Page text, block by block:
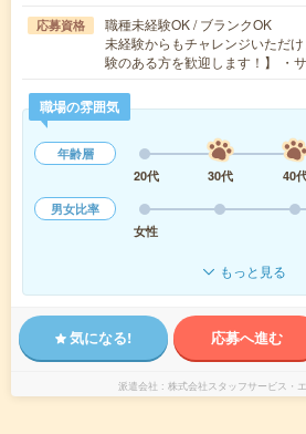
応募資格
職種未経験OK / ブランクOK
未経験からもチャレンジいただ
験のある方を歓迎します！】 ・
職場の雰囲気
年齢層
20代
30代 40
男女比率
女性
もっと見る
気になる! 応募へ進む
派遣会社 株式会社スタッフサービス・